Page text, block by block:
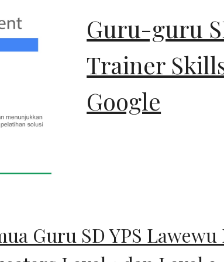
Guru-guru
Trainer
Google
Guru SD YPS